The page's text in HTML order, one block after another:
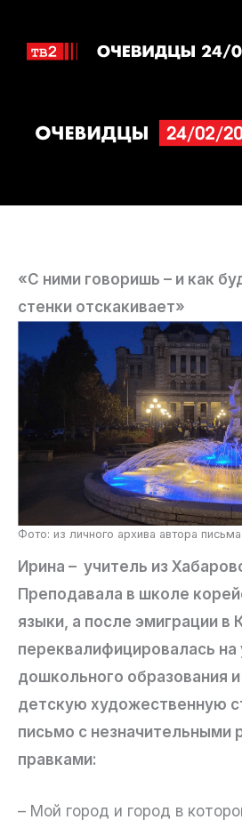
«С ними говоришь – и как
стенки отскакивает»
Фото: из личного архива автора письма
Ирина – учитель из
Преподавала в школе
языки, а после эмиграции в
переквалифицировалась на
дошкольного образования
детскую художественную
письмо с незначительными
правками:
– Мой город и город в